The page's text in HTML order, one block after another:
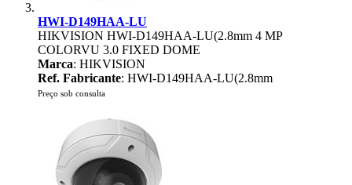
HWI-D149HAA-LU
HIKVISION HWI-D149HAA-LU(2.8mm 4 MP
COLORVU 3.0 FIXED DOME
Marca: HIKVISION
Ref. Fabricante: HWI-D149HAA-LU(2.8mm
Preço sob consulta